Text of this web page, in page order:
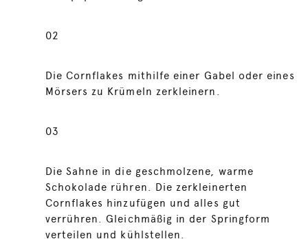
02
Die Cornflakes mithilfe einer Gabel oder eines
Mörsers zu Krümeln zerkleinern.
03
Die Sahne in die geschmolzene, warme
Schokolade rühren. Die zerkleinerten
Cornflakes hinzufügen und alles gut
verrühren. Gleichmäßig in der Springform
verteilen und kühlstellen.